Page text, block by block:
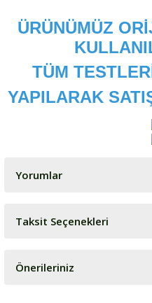
ÜRÜNÜMÜZ
TÜM
YAPILARAK
Yorumlar
Bu ürüne ilk
Taksit Seçenekleri
Önerileriniz